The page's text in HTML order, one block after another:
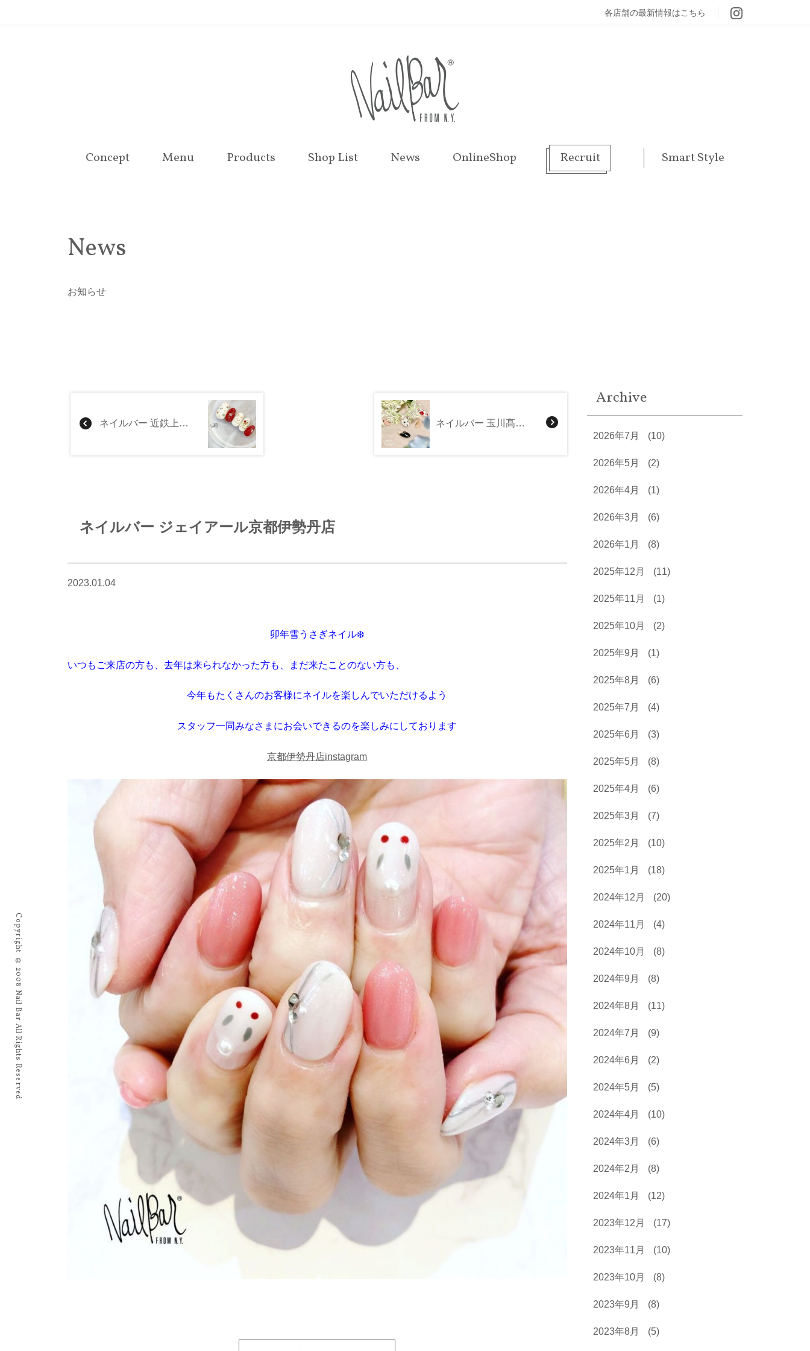
各店舗の最新情報はこちら
Concept Menu Products Shop List News OnlineShop Recruit Smart Style
News
お知らせ
ネイルバー 近鉄上本町店 ネイルバー 玉川髙島屋S・C店
ネイルバー ジェイアール京都伊勢丹店
2023.01.04
卯年雪うさぎネイル❄️
いつもご来店の方も、去年は来られなかった方も、まだ来たことのない方も、
今年もたくさんのお客様にネイルを楽しんでいただけるよう
スタッフ一同みなさまにお会いできるのを楽しみにしております
京都伊勢丹店instagram
Archive
2026年7月 (10)
2026年5月 (2)
2026年4月 (1)
2026年3月 (6)
2026年1月 (8)
2025年12月 (11)
2025年11月 (1)
2025年10月 (2)
2025年9月 (1)
2025年8月 (6)
2025年7月 (4)
2025年6月 (3)
2025年5月 (8)
2025年4月 (6)
2025年3月 (7)
2025年2月 (10)
2025年1月 (18)
2024年12月 (20)
2024年11月 (4)
2024年10月 (8)
2024年9月 (8)
2024年8月 (11)
2024年7月 (9)
2024年6月 (2)
2024年5月 (5)
2024年4月 (10)
2024年3月 (6)
2024年2月 (8)
2024年1月 (12)
2023年12月 (17)
2023年11月 (10)
2023年10月 (8)
2023年9月 (8)
2023年8月 (5)
Copyright © 2008 Nail Bar All Rights Reserved